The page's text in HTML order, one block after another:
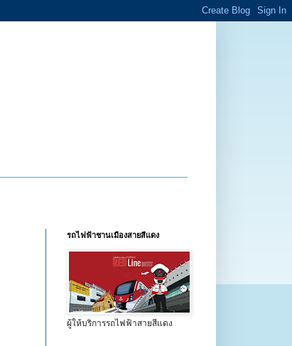
รถไฟฟ้าชานเมืองสายสีแดง
ผู้ให้บริการรถไฟฟ้าสายสีแดง